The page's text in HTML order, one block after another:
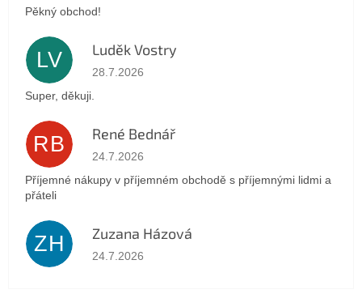
Pěkný obchod!
LV Luděk Vostry
Hodnotenie obchodu je 5 z 5 hviezdičiek.
28.7.2026
Super, děkuji.
RB René Bednář
Hodnotenie obchodu je 5 z 5 hviezdičiek.
24.7.2026
Příjemné nákupy v příjemném obchodě s příjemnými lidmi a
přáteli
ZH Zuzana Házová
Hodnotenie obchodu je 5 z 5 hviezdičiek.
24.7.2026